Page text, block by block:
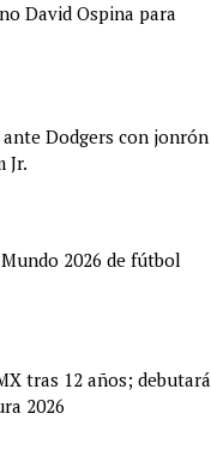
David Ospina para
Dodgers con jonrón
Jr.
2026 de fútbol
tras 12 años; debutará
2026